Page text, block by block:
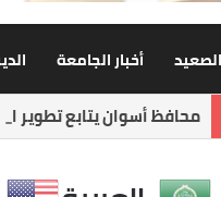
أخبار الجامعة
محافظ أسوان يتابع تطوير